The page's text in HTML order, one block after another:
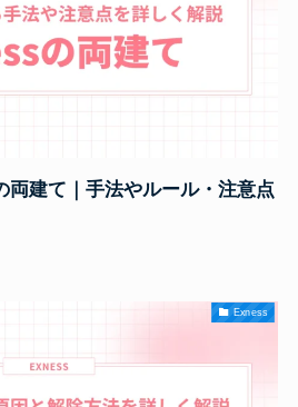
両建て｜手法やルール・注意点
Exness